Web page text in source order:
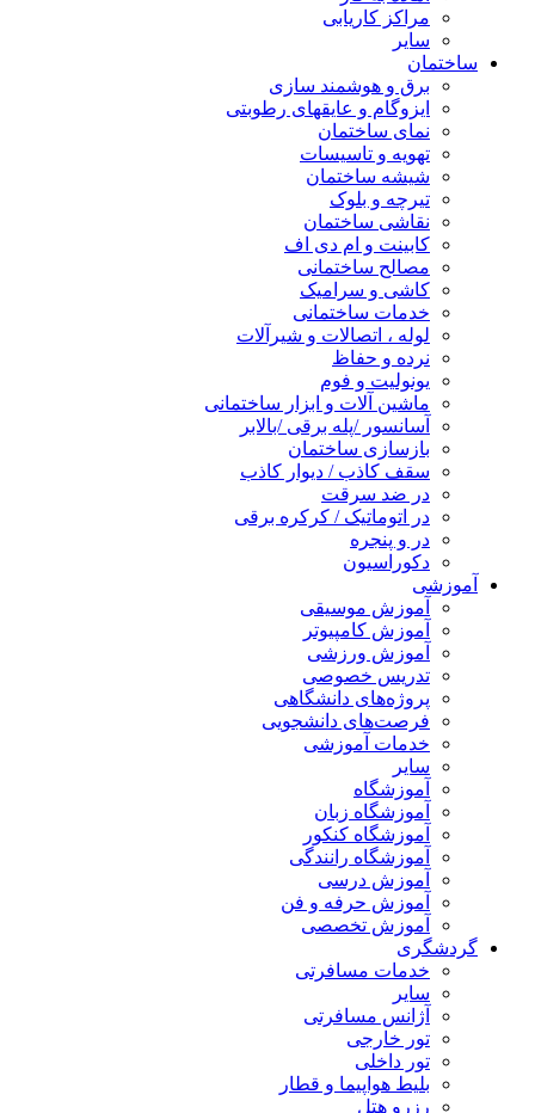
مراکز کاریابی
سایر
ساختمان
برق و هوشمند سازی
ایزوگام و عایقهای رطوبتی
نمای ساختمان
تهویه و تاسیسات
شیشه ساختمان
تیرچه و بلوک
نقاشی ساختمان
کابینت و ام دی اف
مصالح ساختمانی
کاشی و سرامیک
خدمات ساختمانی
لوله ، اتصالات و شیرآلات
نرده و حفاظ
یونولیت و فوم
ماشین آلات و ابزار ساختمانی
آسانسور /پله برقی /بالابر
بازسازی ساختمان
سقف کاذب / دیوار کاذب
در ضد سرقت
در اتوماتیک / کرکره برقی
در و پنجره
دکوراسیون
آموزشی
آموزش موسیقی
آموزش کامپیوتر
آموزش ورزشی
تدریس خصوصی
پروژه‌های دانشگاهی
فرصت‌های دانشجویی
خدمات آموزشی
سایر
آموزشگاه
آموزشگاه زبان
آموزشگاه کنکور
آموزشگاه رانندگی
آموزش درسی
آموزش حرفه و فن
آموزش تخصصی
گردشگری
خدمات مسافرتی
سایر
آژانس مسافرتی
تور خارجی
تور داخلی
بلیط هواپیما و قطار
رزرو هتل